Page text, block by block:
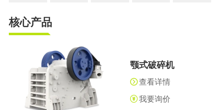
核心产品
颚式破碎机
查看详情
我要询价